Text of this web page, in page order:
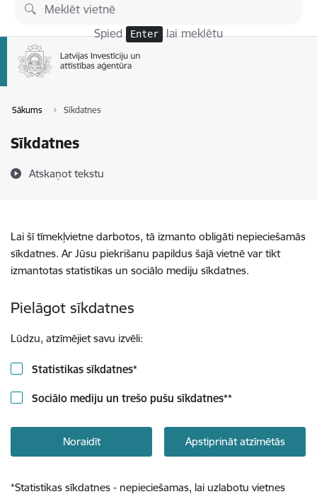
Pāriet uz lapas saturu
Spied Enter lai meklētu
Sākums Sīkdatnes
Sīkdatnes
Atskaņot tekstu
Lai šī tīmekļvietne darbotos, tā izmanto obligāti nepieciešamās
sīkdatnes. Ar Jūsu piekrišanu papildus šajā vietnē var tikt
izmantotas statistikas un sociālo mediju sīkdatnes.
Pielāgot sīkdatnes
Lūdzu, atzīmējiet savu izvēli:
Statistikas sīkdatnes*
Sociālo mediju un trešo pušu sīkdatnes**
Noraidīt Apstiprināt atzīmētās
*Statistikas sīkdatnes - nepieciešamas, lai uzlabotu vietnes